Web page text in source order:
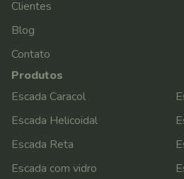
Clientes
Blog
Contato
Produtos
Escada Caracol
Escada Helicoidal
Escada Reta
Escada com vidro